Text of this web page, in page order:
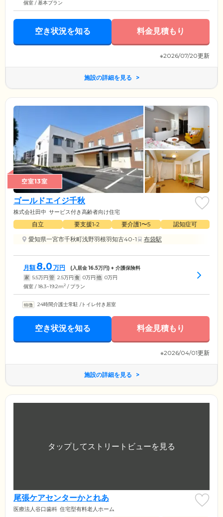
個室 / 基本プラン
空き状況を知る 料金見積もり
※2026/07/20更新
施設の詳細を見る
空室13室
ゴールドエイジ千秋
株式会社田中 サービス付き高齢者向け住宅
自立 要支援1•2 要介護1〜5
認知症可
愛知県一宮市千秋町浅野羽根羽知古40-1
布袋駅
月額 8.0 万円 (入居金16.5万円) + 介護保険料
家 5.5万円 管 2.5万円 食 0万円 他 0万円
個室 / 18.3~19.2m2 / プラン
24時間介護士常駐 /トイレ付き居室
空き状況を知る 料金見積もり
※2026/04/01更新
施設の詳細を見る
尾張ケアセンターかとれあ
医療法人谷口歯科 住宅型有料老人ホーム